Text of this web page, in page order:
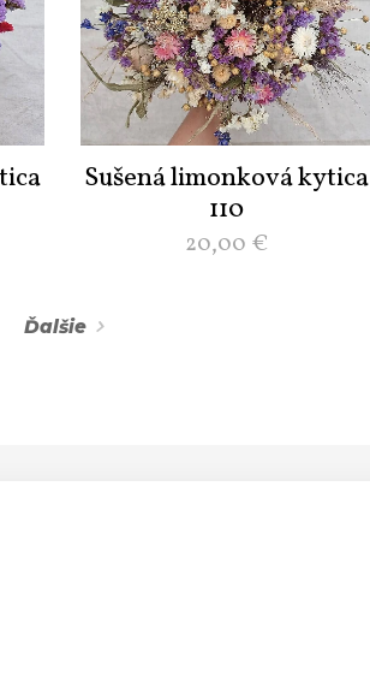
Sušená limonková kytica
110
20,00 €
Ďalšie